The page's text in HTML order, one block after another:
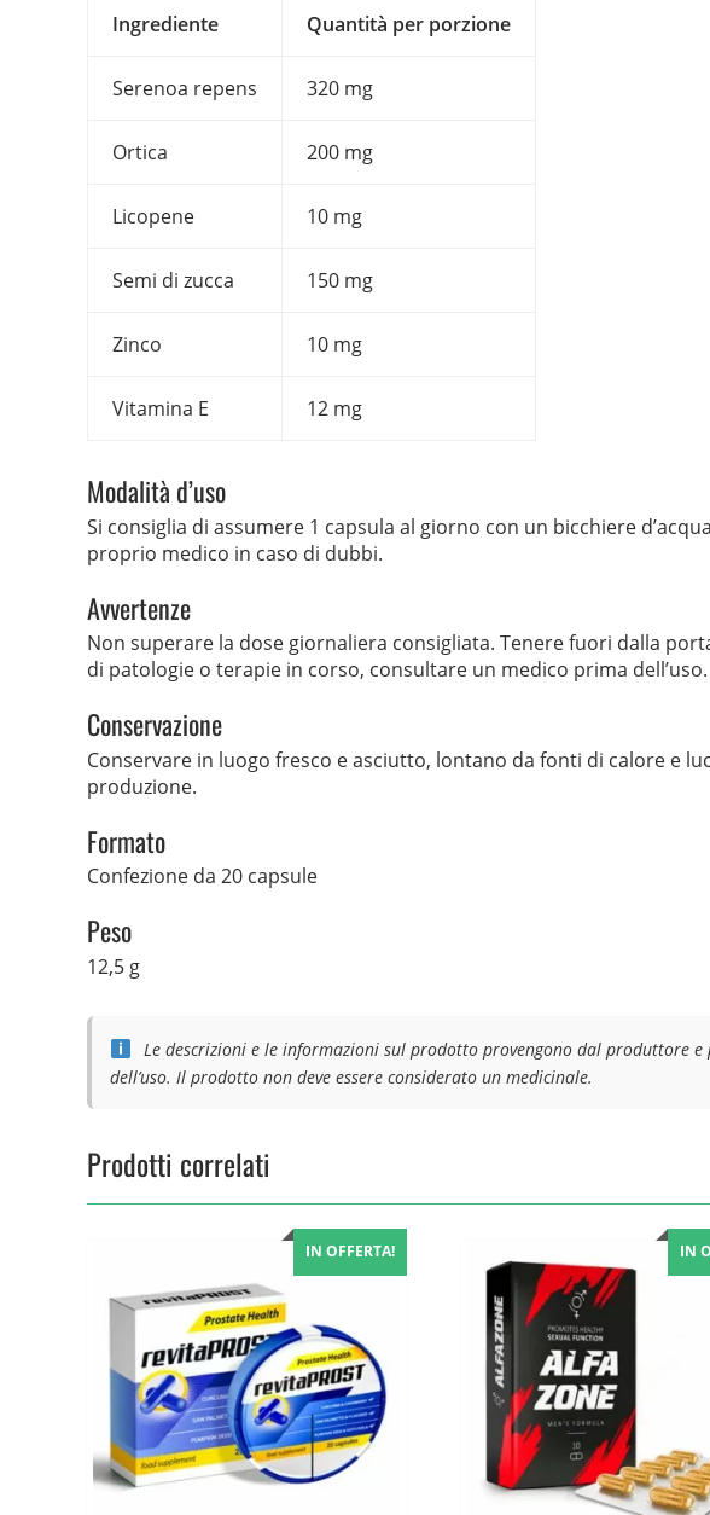
Ingrediente Quantità per porzione
Serenoa repens 320 mg
Ortica 200 mg
Licopene 10 mg
Semi di zucca 150 mg
Zinco 10 mg
Vitamina E 12 mg
Modalità d’uso
Si consiglia di assumere 1 capsula al giorno con un bicchiere
proprio medico in caso di dubbi.
Avvertenze
Non superare la dose giornaliera consigliata. Tenere fuori dalla
di patologie o terapie in corso, consultare un medico prima dell’uso.
Conservazione
Conservare in luogo fresco e asciutto, lontano da fonti di calore e
produzione.
Formato
Confezione da 20 capsule
Peso
12,5 g
Le descrizioni e le informazioni sul prodotto provengono dal produttore
dell’uso. Il prodotto non deve essere considerato un medicinale.
Prodotti correlati
IN OFFERTA! IN